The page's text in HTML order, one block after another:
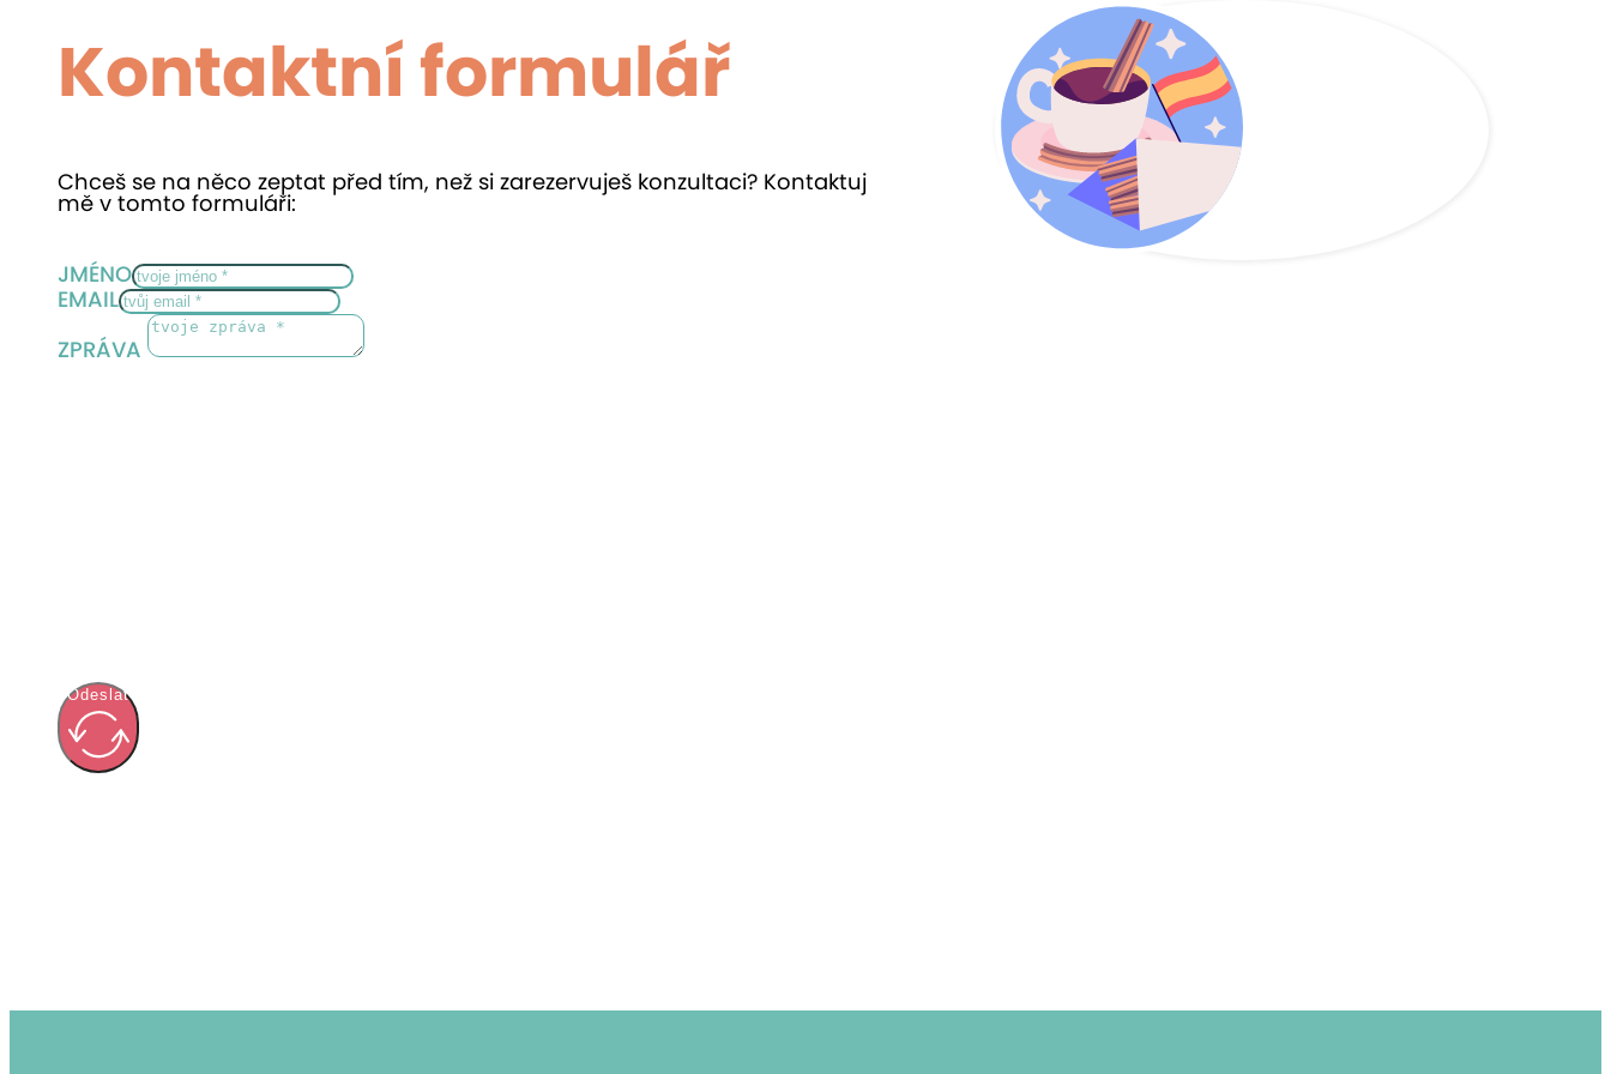
Kontaktní formulář
Chceš se na něco zeptat před tím, než si zarezervuješ konzultaci? Kontaktuj
mě v tomto formuláři:
JMÉNO
EMAIL
ZPRÁVA
Odeslat